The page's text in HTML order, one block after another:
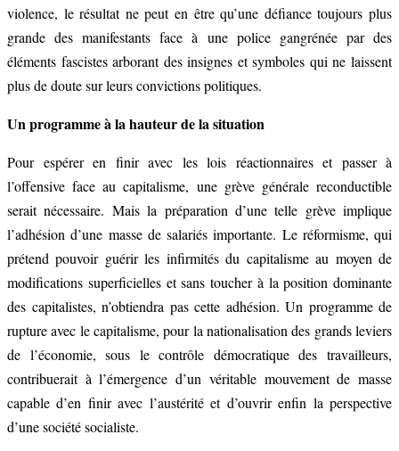
violence, le résultat ne peut en être qu’une défiance toujours plus
grande des manifestants face à une police gangrénée par des
éléments fascistes arborant des insignes et symboles qui ne laissent
plus de doute sur leurs convictions politiques.
Un programme à la hauteur de la situation
Pour espérer en finir avec les lois réactionnaires et passer à
l’offensive face au capitalisme, une grève générale reconductible
serait nécessaire. Mais la préparation d’une telle grève implique
l’adhésion d’une masse de salariés importante. Le réformisme, qui
prétend pouvoir guérir les infirmités du capitalisme au moyen de
modifications superficielles et sans toucher à la position dominante
des capitalistes, n’obtiendra pas cette adhésion. Un programme de
rupture avec le capitalisme, pour la nationalisation des grands leviers
de l’économie, sous le contrôle démocratique des travailleurs,
contribuerait à l’émergence d’un véritable mouvement de masse
capable d’en finir avec l’austérité et d’ouvrir enfin la perspective
d’une société socialiste.